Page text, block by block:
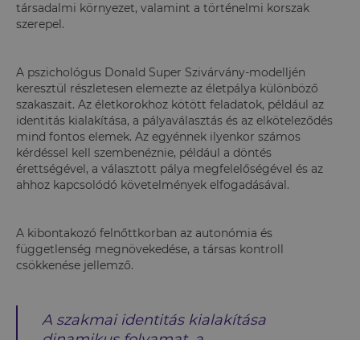
társadalmi környezet, valamint a történelmi korszak
szerepel.
A pszichológus Donald Super Szivárvány-modelljén
keresztül részletesen elemezte az életpálya különböző
szakaszait. Az életkorokhoz kötött feladatok, például az
identitás kialakítása, a pályaválasztás és az elköteleződés
mind fontos elemek. Az egyénnek ilyenkor számos
kérdéssel kell szembenéznie, például a döntés
érettségével, a választott pálya megfelelőségével és az
ahhoz kapcsolódó követelmények elfogadásával.
A kibontakozó felnőttkorban az autonómia és
függetlenség megnövekedése, a társas kontroll
csökkenése jellemző.
A szakmai identitás kialakítása